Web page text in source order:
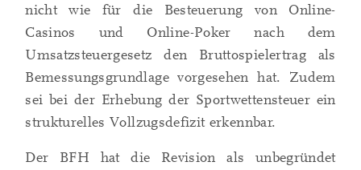
nicht wie für die Besteuerung von Online-
Casinos und Online-Poker nach dem
Umsatzsteuergesetz den Bruttospielertrag als
Bemessungsgrundlage vorgesehen hat. Zudem
sei bei der Erhebung der Sportwettensteuer ein
strukturelles Vollzugsdefizit erkennbar.
Der BFH hat die Revision als unbegründet